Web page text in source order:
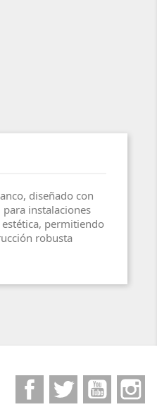
diseñado con
instalaciones
permitiendo
robusta
FacebookTwitter YouTube